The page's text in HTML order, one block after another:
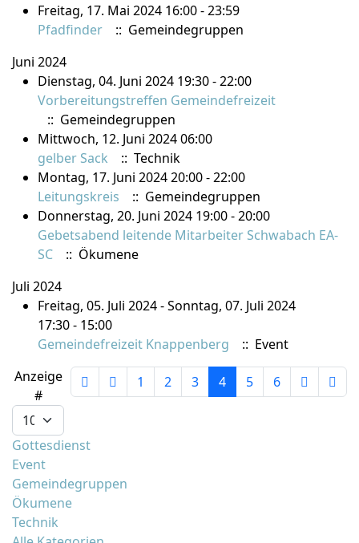
Freitag, 17. Mai 2024 16:00 - 23:59
Pfadfinder
:: Gemeindegruppen
Juni 2024
Dienstag, 04. Juni 2024 19:30 - 22:00
Vorbereitungstreffen Gemeindefreizeit
:: Gemeindegruppen
Mittwoch, 12. Juni 2024 06:00
gelber Sack
:: Technik
Montag, 17. Juni 2024 20:00 - 22:00
Leitungskreis
:: Gemeindegruppen
Donnerstag, 20. Juni 2024 19:00 - 20:00
Gebetsabend leitende Mitarbeiter Schwabach EA-
SC
:: Ökumene
Juli 2024
Freitag, 05. Juli 2024 - Sonntag, 07. Juli 2024
17:30 - 15:00
Gemeindefreizeit Knappenberg
:: Event
Limite der Paginierungsliste
Anzeige
#
1 2 3 4 5 6
Gottesdienst
Event
Gemeindegruppen
Ökumene
Technik